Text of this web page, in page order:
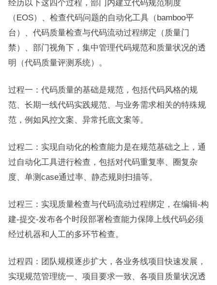
经历以下这四个过程，部门内建立代码规范制度
（EOS）、检查代码问题的自动化工具（bamboo平
台）、代码质量检查与代码流动过程绑定（质量门
禁）、部门视角下，集中管理代码规范和质量状况的透
明（代码质量评测系统）。
过程一：代码质量的基础是规范，包括代码风格的规
范、长期一线代码实践规范、与业务需求相关的特殊规
范，例如风控文案、异常托底文案等。
过程二：实现自动化的检查能力是在规范基础之上，通
过自动化工具进行检查，包括对代码重复率、圈复杂
度、单测case通过率、静态规则扫描等。
过程三：实现质量检查与代码流动过程绑定，在编辑-构
建-提交-发布各个时段部署检查能力保障上线代码必须
经过机器和人工的多环节检查。
过程四：团队规模逐步扩大，各业务线项目快速发展，
实现规范管理统一、项目要求一致、各项目质量状况透